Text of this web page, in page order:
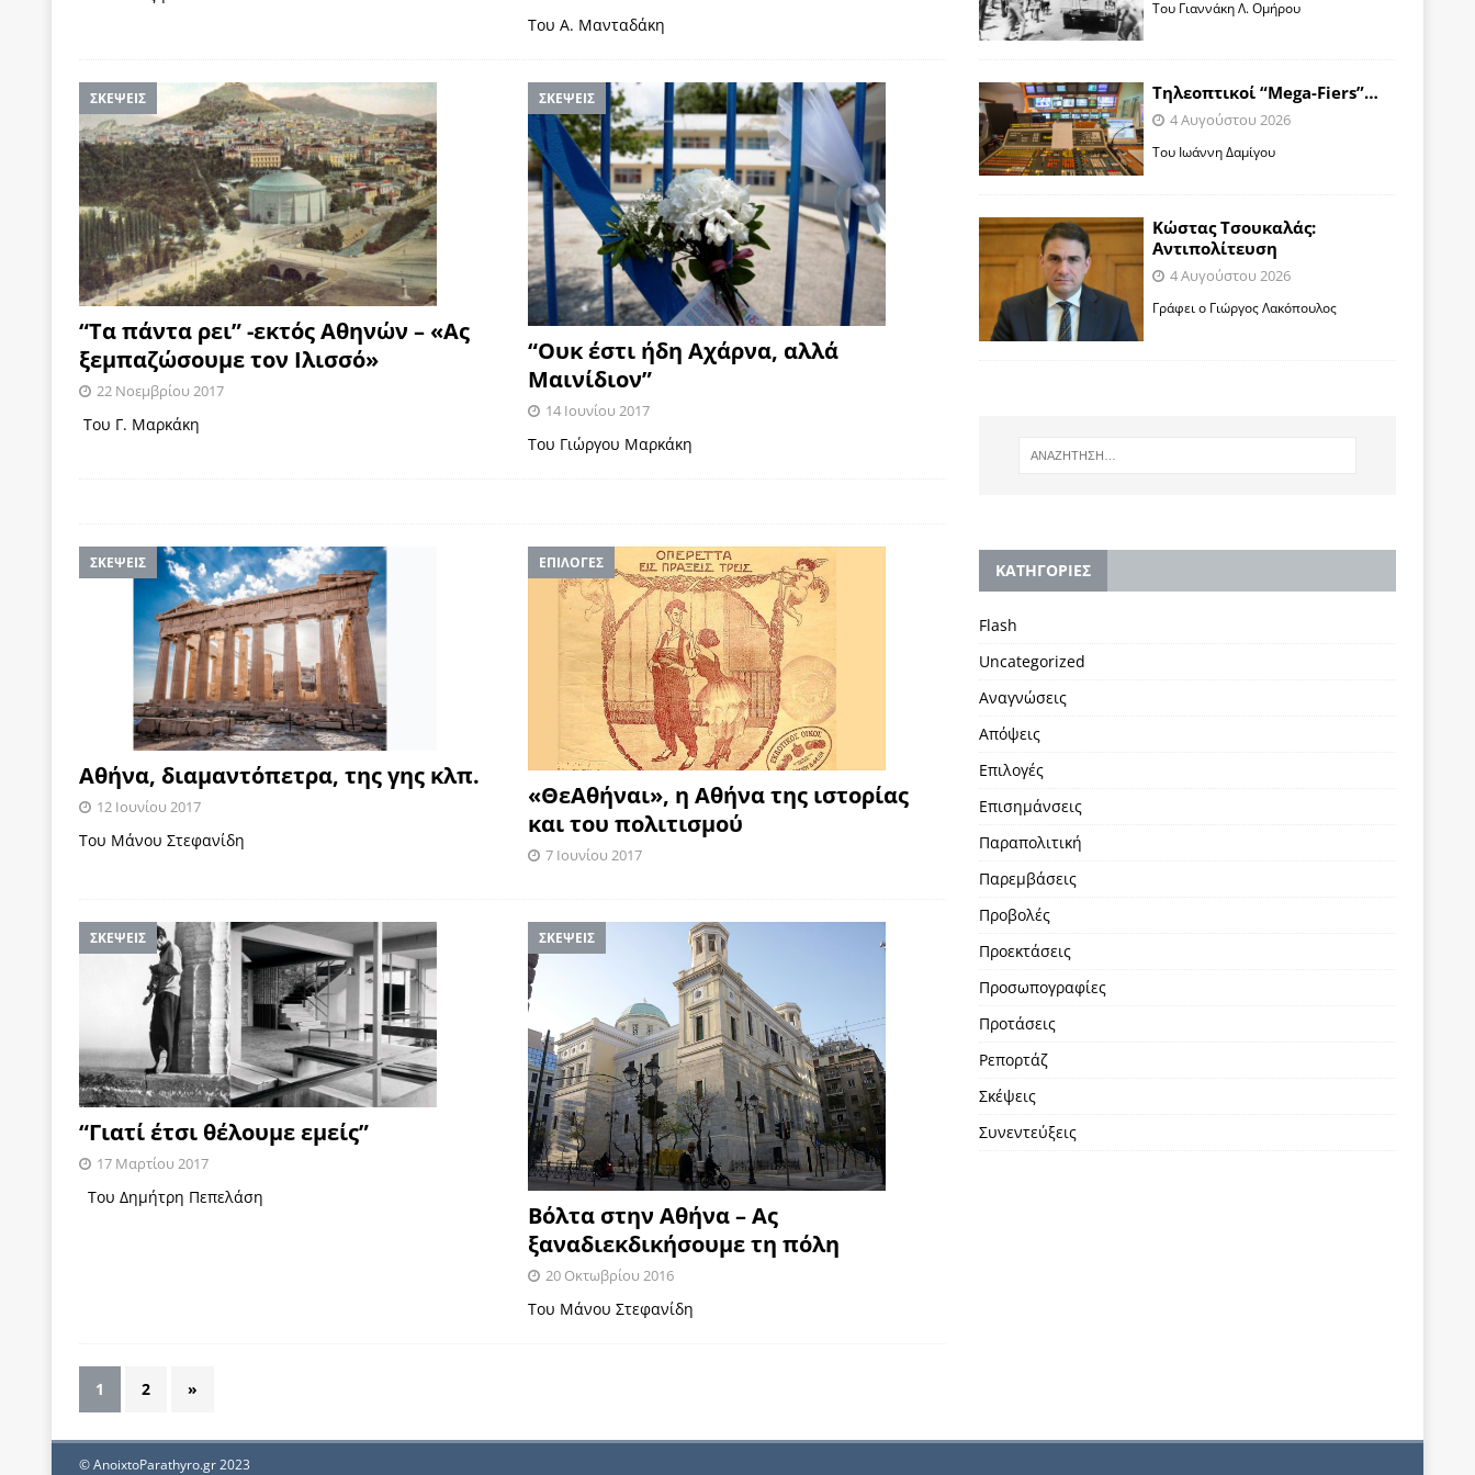
Του Α. Μανταδάκη
ΣΚΕΨΕΙΣ
“Τα πάντα ρει” -εκτός Αθηνών – «Ας
ξεμπαζώσουμε τον Ιλισσό»
22 Νοεμβρίου 2017
Του Γ. Μαρκάκη
ΣΚΕΨΕΙΣ
“Ουκ έστι ήδη Αχάρνα, αλλά
Μαινίδιον”
14 Ιουνίου 2017
Του Γιώργου Μαρκάκη
ΣΚΕΨΕΙΣ
Αθήνα, διαμαντόπετρα, της γης κλπ.
12 Ιουνίου 2017
Του Μάνου Στεφανίδη
ΕΠΙΛΟΓΕΣ
«ΘεΑθήναι», η Αθήνα της ιστορίας
και του πολιτισμού
7 Ιουνίου 2017
ΣΚΕΨΕΙΣ
“Γιατί έτσι θέλουμε εμείς”
17 Μαρτίου 2017
Του Δημήτρη Πεπελάση
ΣΚΕΨΕΙΣ
Βόλτα στην Αθήνα – Ας
ξαναδιεκδικήσουμε τη πόλη
20 Οκτωβρίου 2016
Του Μάνου Στεφανίδη
1 2 »
Toυ Γιαννάκη Λ. Ομήρου
Tηλεοπτικοί “Mega-Fiers”…
4 Αυγούστου 2026
Toυ Ιωάννη Δαμίγου
Κώστας Τσουκαλάς:
Αντιπολίτευση
4 Αυγούστου 2026
Γράφει ο Γιώργος Λακόπουλος
KΑΤΗΓΟΡΙΕΣ
Flash
Uncategorized
Αναγνώσεις
Απόψεις
Επιλογές
Επισημάνσεις
Παραπολιτική
Παρεμβάσεις
Προβολές
Προεκτάσεις
Προσωπογραφίες
Προτάσεις
Ρεπορτάζ
Σκέψεις
Συνεντεύξεις
© AnoixtoParathyro.gr 2023